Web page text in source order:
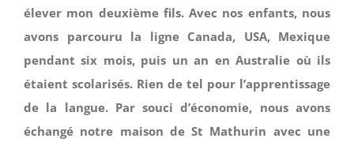
élever mon deuxième fils. Avec nos enfants, nous
avons parcouru la ligne Canada, USA, Mexique
pendantsix mois, puis un an en Australie où ils
étaient scolarisés. Rien de tel pour l’apprentissage
de la langue. Par souci d’économie, nous avons
échangé notre maison de St Mathurin avec une